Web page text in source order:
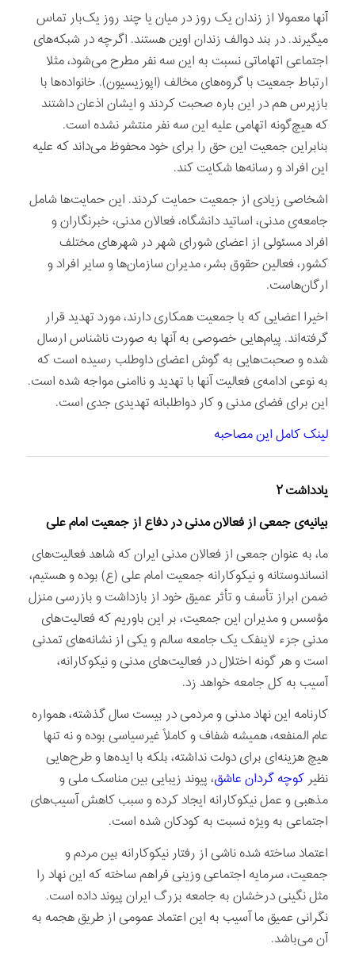
آنها معمولا از زندان یک روز در میان یا چند روز یک‌بار تماس
می‎گیرند. در بند دوالف زندان اوین هستند. اگرچه در شبکه‌های
اجتماعی اتهاماتی نسبت به این سه نفر مطرح می‌شود، مثلا
ارتباط جمعیت با گروه‌های مخالف (اپوزیسیون). خانواده‌ها با
بازپرس هم در این باره صحبت کردند و ایشان اذعان داشتند
که هیچ‌گونه اتهامی علیه این سه نفر منتشر نشده است.
بنابراین جمعیت این حق را برای خود محفوظ می‌داند که علیه
این افراد و رسانه‌ها شکایت کند.
اشخاصی زیادی از جمعیت حمایت کردند. این حمایت‌­ها شامل
جامعه‌ی مدنی، اساتید دانشگاه، فعالان مدنی، خبرنگاران و
افراد مسئولی از اعضای شورای شهر در شهرهای مختلف
کشور، فعالین حقوق بشر، مدیران سازمان‌ها و سایر افراد و
ارگان‌هاست.
اخیرا اعضایی که با جمعیت همکاری دارند، مورد تهدید قرار
گرفته‌اند. پیام‌هایی خصوصی به آنها به صورت ناشناس ارسال
شده و صحبت‌هایی به گوش اعضای داوطلب رسیده است که
به نوعی ادامه‌ی فعالیت‌ آنها با تهدید و ناامنی مواجه شده است.
این برای فضای مدنی و کار دواطلبانه تهدیدی جدی است.
لینک کامل این مصاحبه
یادداشت ۲
بیانیه‌ی جمعی از فعالان مدنی در دفاع از جمعیت امام علی
ما، به عنوان جمعی از فعالان مدنی ایران که شاهد فعالیت‌های
انساندوستانه و نیکوکارانه جمعیت امام علی (ع) بوده و هستیم،
ضمن ابراز تأسف و تأثر عمیق خود از بازداشت و بازرسی منزل
مؤسس و مدیران این جمعیت، بر این باوریم که فعالیت‌های
مدنی جزء لاینفک یک جامعه سالم و یکی از نشانه‌های تمدنی
است و هر گونه اختلال در فعالیت‌های مدنی و نیکوکارانه،
آسیب به کل جامعه خواهد زد.
کارنامه این نهاد مدنی و مردمی در بیست سال گذشته، همواره
عام المنفعه، همیشه شفاف و کاملاً غیرسیاسی بوده و نه تنها
هیچ هزینه‌ای برای دولت نداشته، بلکه با ایده‌ها و طرح‌هایی
نظیرکوچه گردان عاشق، پیوند زیبایی بین مناسک ملی و
مذهبی و عمل نیکوکارانه ایجاد کرده و سبب کاهش آسیب‌های
اجتماعی به ویژه نسبت به کودکان شده است.
اعتماد ساخته شده ناشی از رفتار نیکوکارانه بین مردم و
جمعیت، سرمایه اجتماعی وزینی فراهم ساخته که این نهاد را
مثل نگینی درخشان به جامعه بزرگ ایران پیوند داده است.
نگرانی عمیق ما آسیب به این اعتماد عمومی از طریق هجمه به
آن می‌باشد.